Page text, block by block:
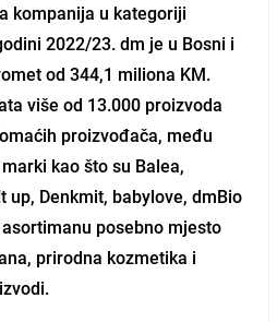
kompanija u kategoriji
2022/23. dm je u Bosni i
od 344,1 miliona KM.
više od 13.000 proizvoda
proizvođača, među
kao što su Balea,
up, Denkmit, babylove, dmBio
posebno mjesto
prirodna kozmetika i